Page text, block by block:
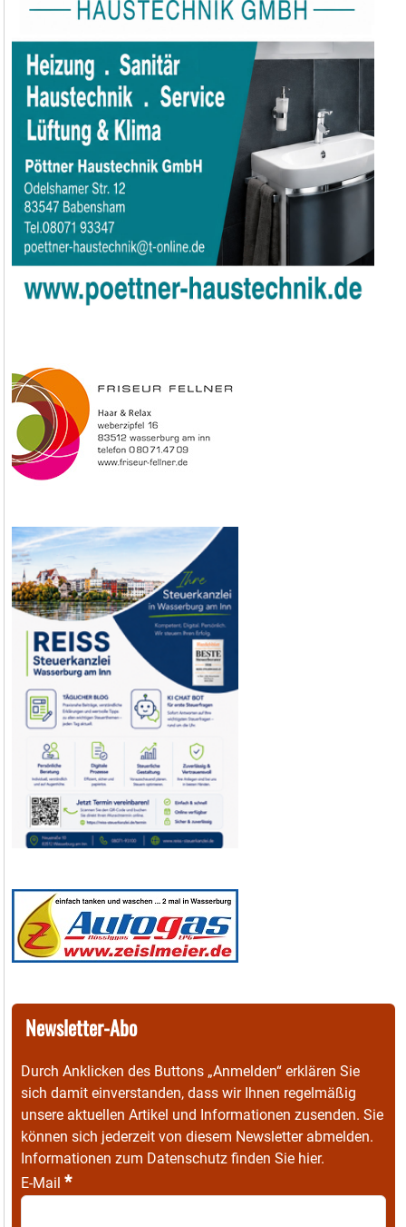
Newsletter-Abo
Durch Anklicken des Buttons „Anmelden“ erklären Sie
sich damit einverstanden, dass wir Ihnen regelmäßig
unsere aktuellen Artikel und Informationen zusenden. Sie
können sich jederzeit von diesem Newsletter abmelden.
Informationen zum Datenschutz finden Sie hier.
E-Mail *